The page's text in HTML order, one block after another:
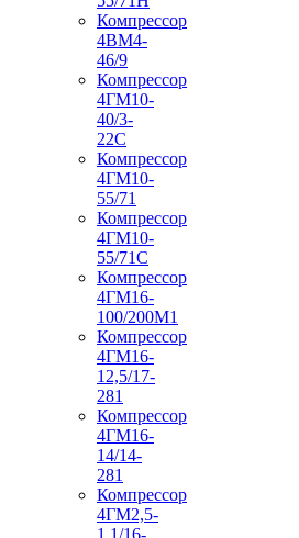
Компрессор
4ВМ4-
46/9
Компрессор
4ГМ10-
40/3-
22С
Компрессор
4ГМ10-
55/71
Компрессор
4ГМ10-
55/71С
Компрессор
4ГМ16-
100/200М1
Компрессор
4ГМ16-
12,5/17-
281
Компрессор
4ГМ16-
14/14-
281
Компрессор
4ГМ2,5-
1,1/16-